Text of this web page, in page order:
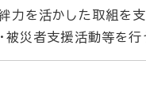
を活かした取組を支
被災者支援活動等を